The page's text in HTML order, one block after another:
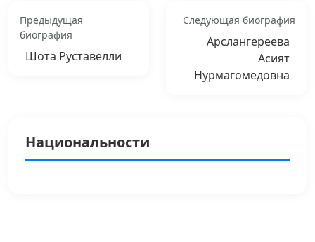
Предыдущая
биография
Шота Руставелли
Следующая биография
Арслангереева
Асият
Нурмагомедовна
Национальности